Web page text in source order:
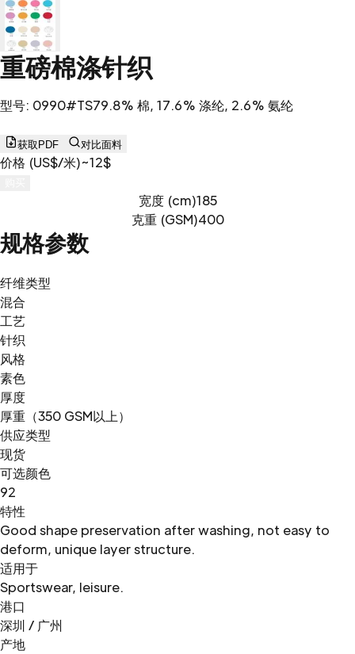
重磅棉涤针织
型号: 0990#TS79.8% 棉, 17.6% 涤纶, 2.6% 氨纶
获取PDF 对比面料
价格 (US$/米)~12$
宽度 (cm)185
克重 (GSM)400
规格参数
纤维类型
混合
工艺
针织
风格
素色
厚度
厚重（350 GSM以上）
供应类型
现货
可选颜色
92
特性
Good shape preservation after washing, not easy to
deform, unique layer structure.
适用于
Sportswear, leisure.
港口
深圳 / 广州
产地